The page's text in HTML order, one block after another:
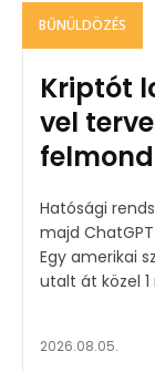
BŰNÜLDÖZÉS
Kriptót
vel
Hatósági
majd
Egy amerikai
utalt át közel 1
2026.08.05.